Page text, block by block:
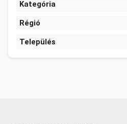
Kategória
Régió
Település